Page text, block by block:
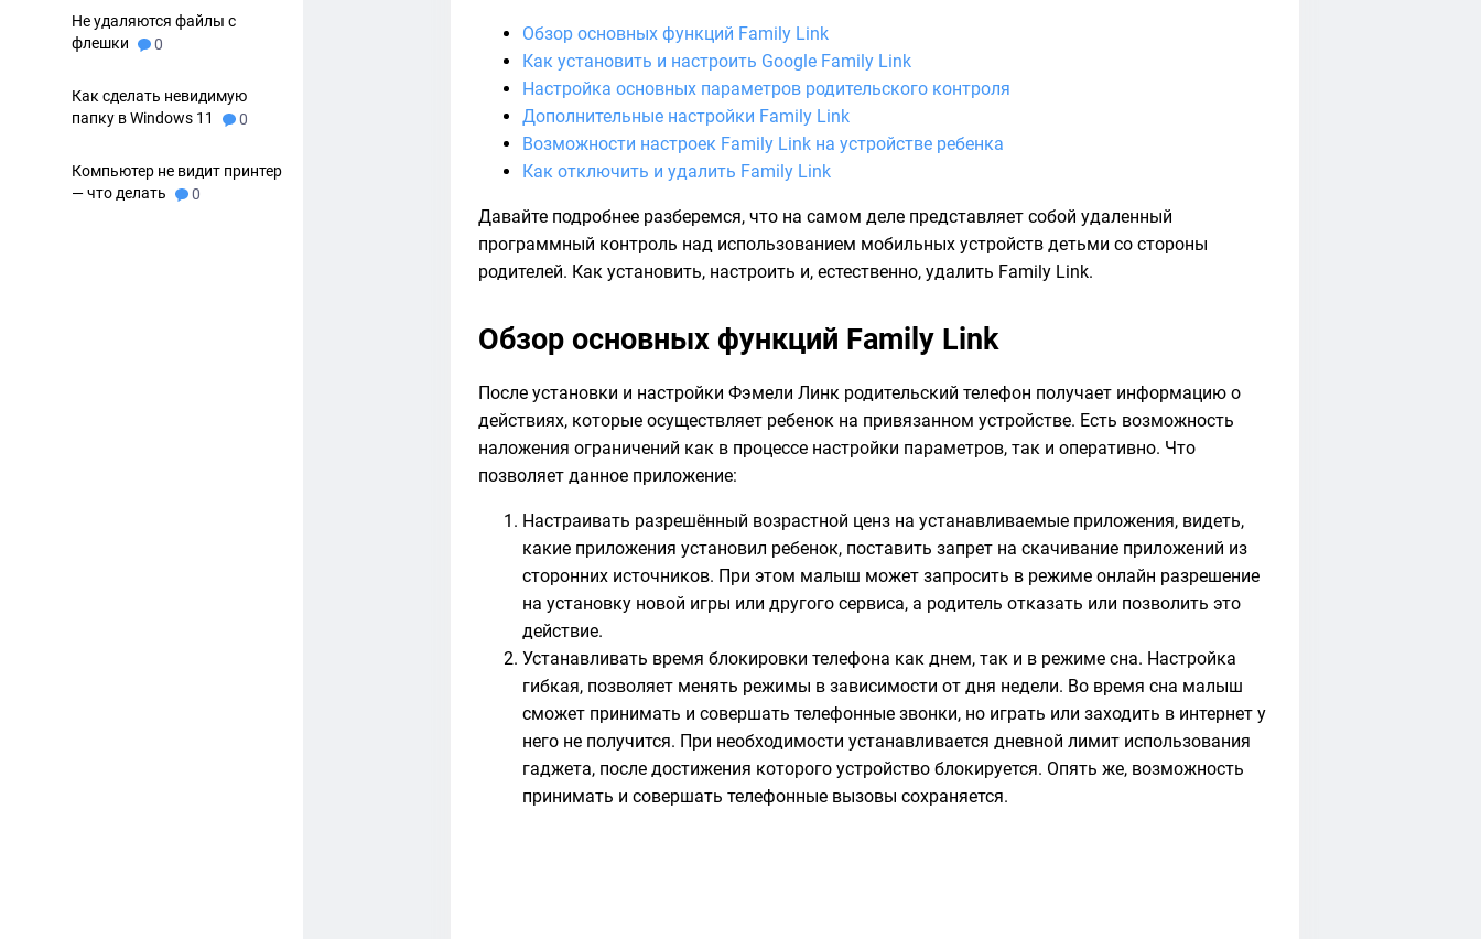
Не удаляются файлы с
флешки
0
Как сделать невидимую
папку в Windows 11
0
Компьютер не видит принтер
— что делать
0
Обзор основных функций Family Link
Как установить и настроить Google Family Link
Настройка основных параметров родительского контроля
Дополнительные настройки Family Link
Возможности настроек Family Link на устройстве ребенка
Как отключить и удалить Family Link
Давайте подробнее разберемся, что на самом деле представляет собой удаленный
программный контроль над использованием мобильных устройств детьми со стороны
родителей. Как установить, настроить и, естественно, удалить Family Link.
Обзор основных функций Family Link
После установки и настройки Фэмели Линк родительский телефон получает информацию о
действиях, которые осуществляет ребенок на привязанном устройстве. Есть возможность
наложения ограничений как в процессе настройки параметров, так и оперативно. Что
позволяет данное приложение:
Настраивать разрешённый возрастной ценз на устанавливаемые приложения, видеть,
какие приложения установил ребенок, поставить запрет на скачивание приложений из
сторонних источников. При этом малыш может запросить в режиме онлайн разрешение
на установку новой игры или другого сервиса, а родитель отказать или позволить это
действие.
Устанавливать время блокировки телефона как днем, так и в режиме сна. Настройка
гибкая, позволяет менять режимы в зависимости от дня недели. Во время сна малыш
сможет принимать и совершать телефонные звонки, но играть или заходить в интернет у
него не получится. При необходимости устанавливается дневной лимит использования
гаджета, после достижения которого устройство блокируется. Опять же, возможность
принимать и совершать телефонные вызовы сохраняется.